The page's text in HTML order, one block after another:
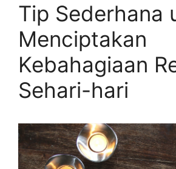
Tip Sederhana
Menciptakan
Kebahagiaan
Sehari-hari